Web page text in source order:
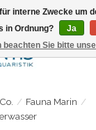
bis 15.00 Uhr
/ Fauna Marin /
interne Zwecke um
in Ordnung?
Ja
beachten Sie bitte